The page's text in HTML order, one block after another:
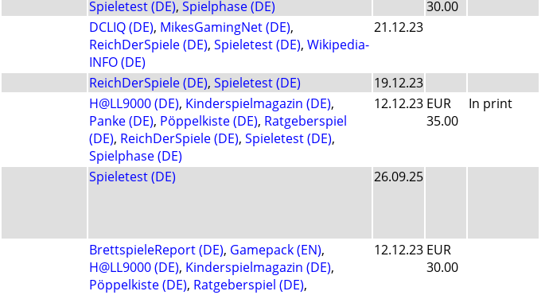
Spieletest (DE), Spielphase (DE)
30.00
DCLIQ (DE), MikesGamingNet (DE),
ReichDerSpiele (DE), Spieletest (DE), Wikipedia-
INFO (DE)
21.12.23
ReichDerSpiele (DE), Spieletest (DE)
19.12.23
H@LL9000 (DE), Kinderspielmagazin (DE),
Panke (DE), Pöppelkiste (DE), Ratgeberspiel
(DE), ReichDerSpiele (DE), Spieletest (DE),
Spielphase (DE)
12.12.23 EUR
35.00
In print
Spieletest (DE) 26.09.25
BrettspieleReport (DE), Gamepack (EN),
H@LL9000 (DE), Kinderspielmagazin (DE),
Pöppelkiste (DE), Ratgeberspiel (DE),
12.12.23 EUR
30.00